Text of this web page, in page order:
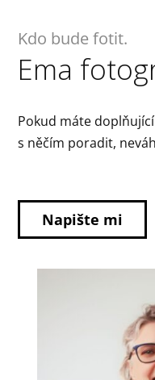
Kdo bude fotit.
Ema
Pokud máte
s něčím poradit,
Napište mi